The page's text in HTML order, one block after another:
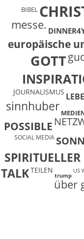
BIBEL
messe.
europäische
GOTT
JOURNALISMUS
sinnhuber
POSSIBLE
SOCIAL MEDIA
TALKTEILEN
trump
US
über